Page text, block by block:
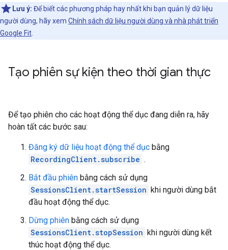
Lưu ý: Để biết các phương pháp hay nhất khi bạn quản lý dữ liệu
người dùng, hãy xem Chính sách dữ liệu người dùng và nhà phát triển
Google Fit
Tạo phiên sự kiện theo thời gian thực
Để tạo phiên cho các hoạt động thể dục đang diễn ra, hãy
hoàn tất các bước sau:
Đăng ký dữ liệu hoạt động thể dục bằng
RecordingClient.subscribe .
Bắt đầu phiên bằng cách sử dụng
SessionsClient.startSession khi người dùng bắt
đầu hoạt động thể dục.
Dừng phiên bằng cách sử dụng
SessionsClient.stopSession khi người dùng kết
thúc hoạt động thể dục.